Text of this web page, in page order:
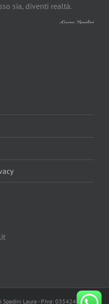
sia, diventi realtà.
Laura - P.Iva: 03542490549